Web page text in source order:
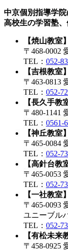
中京個別指導学
高校生の学習塾
【焼山教室】
〒468-0002
TEL： 052-
【吉根教室】
〒463-0813
TEL： 052-
【長久手教
〒480-1141
TEL： 0561-
【神丘教室】
〒465-0084
TEL： 052-
【高針台教
〒465-0053
TEL： 052-
【一社教室】
〒465-0093
ユニーブル
TEL： 052-
【有松未来
〒458-0925